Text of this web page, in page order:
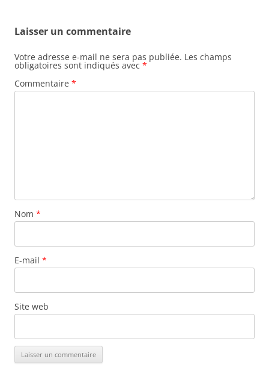
Laisser un commentaire
Votre adresse e-mail ne sera pas publiée. Les champs
obligatoires sont indiqués avec *
Commentaire *
Nom *
E-mail *
Site web